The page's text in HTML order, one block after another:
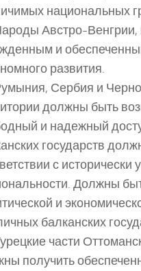
национальных
Австро-
и
развития.
Сербия и
должны быть
и надежный
государств
с
Должны
и
балканских
части
получить